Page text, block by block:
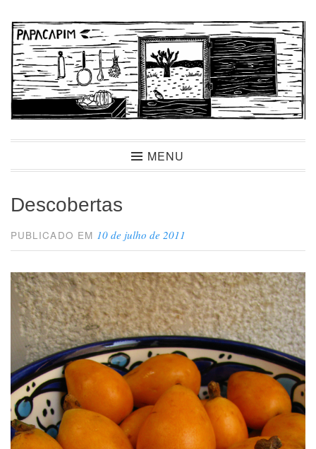
para
conteúdo
PapacapimMENU
Descobertas
PUBLICADO EM 10 de julho de 2011